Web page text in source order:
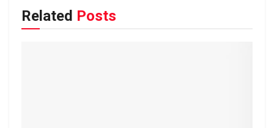
Related Posts